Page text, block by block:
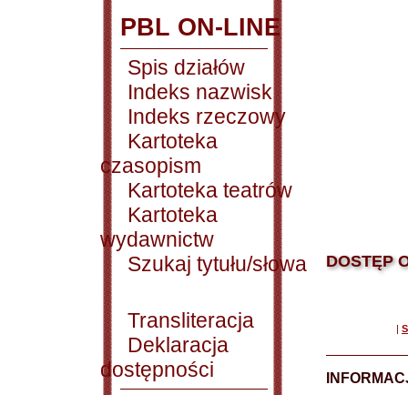
PBL ON-LINE
Spis działów
Indeks nazwisk
Indeks rzeczowy
Kartoteka
czasopism
Kartoteka teatrów
Kartoteka
wydawnictw
Szukaj tytułu/słowa
Transliteracja
Deklaracja
dostępności
DOSTĘP
|